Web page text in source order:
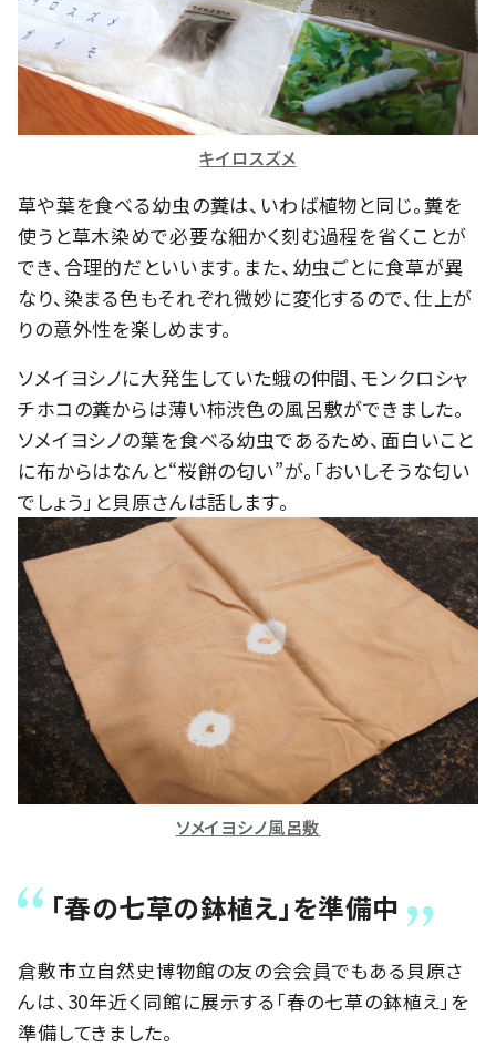
キイロスズメ
草や葉を食べる幼虫の糞は、いわば植物と同じ。糞を
使うと草木染めで必要な細かく刻む過程を省くことが
でき、合理的だといいます。また、幼虫ごとに食草が異
なり、染まる色もそれぞれ微妙に変化するので、仕上が
りの意外性を楽しめます。
ソメイヨシノに大発生していた蛾の仲間、モンクロシャ
チホコの糞からは薄い柿渋色の風呂敷ができました。
ソメイヨシノの葉を食べる幼虫であるため、面白いこと
に布からはなんと“桜餅の匂い”が。「おいしそうな匂い
でしょう」と貝原さんは話します。
ソメイヨシノ風呂敷
「春の七草の鉢植え」を準備中
倉敷市立自然史博物館の友の会会員でもある貝原さ
んは、30年近く同館に展示する「春の七草の鉢植え」を
準備してきました。